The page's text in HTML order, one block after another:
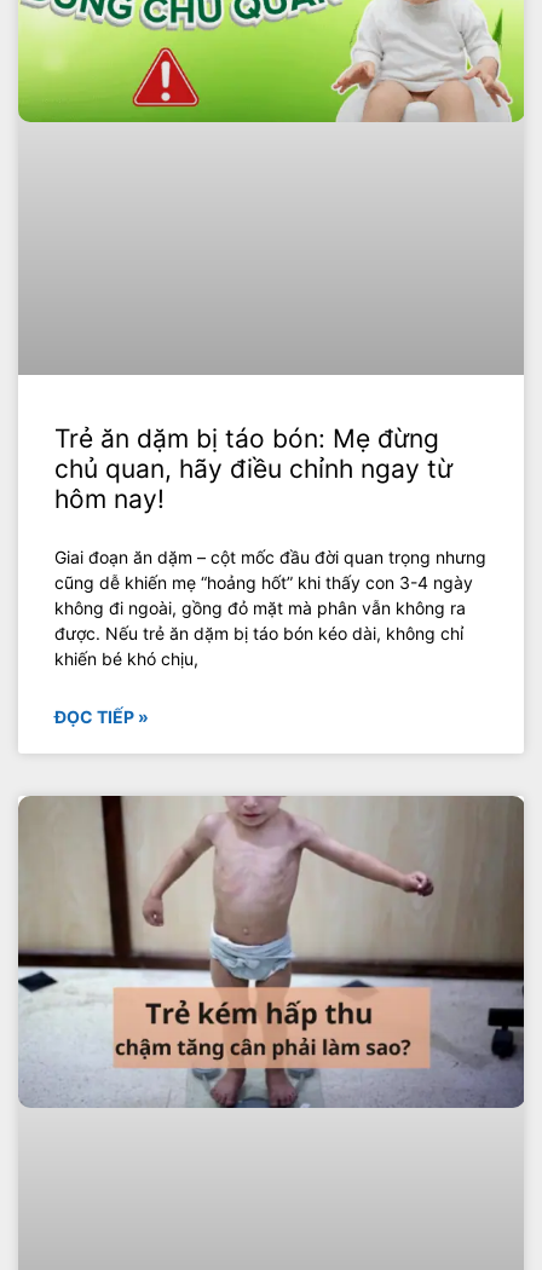
Trẻ ăn dặm bị táo bón: Mẹ đừng
chủ quan, hãy điều chỉnh ngay từ
hôm nay!
Giai đoạn ăn dặm – cột mốc đầu đời quan trọng nhưng
cũng dễ khiến mẹ “hoảng hốt” khi thấy con 3-4 ngày
không đi ngoài, gồng đỏ mặt mà phân vẫn không ra
được. Nếu trẻ ăn dặm bị táo bón kéo dài, không chỉ
khiến bé khó chịu,
ĐỌC TIẾP »